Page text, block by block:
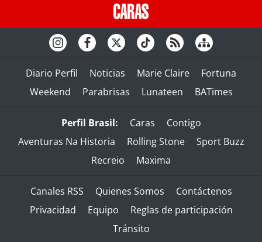
Diario Perfil Noticias Marie Claire
Fortuna
Weekend
Parabrisas Lunateen BATimes
Perfil Brasil: Caras
Contigo
Aventuras Na Historia
Rolling Stone
Sport Buzz
Recreio
Maxima
Canales RSS Quienes Somos
Contáctenos
Privacidad
Equipo
Reglas de participación
Tránsito